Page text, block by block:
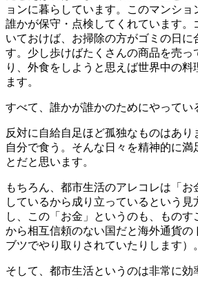
ョンに暮らしています。このマンショ
誰かが保守・点検してくれています。
いておけば、お掃除の方がゴミの日に
す。少し歩けばたくさんの商品を売っ
り、外食をしようと思えば世界中の料
ます。
すべて、誰かが誰かのためにやってい
反対に自給自足ほど孤独なものはあり
自分で食う。そんな日々を精神的に満
とだと思います。
もちろん、都市生活のアレコレは「お
しているから成り立っているという
し、この「お金」というのも、もの
から相互信頼のない国だと海外通貨の
ブツでやり取りされていたりします）。
そして、都市生活というのは非常に効